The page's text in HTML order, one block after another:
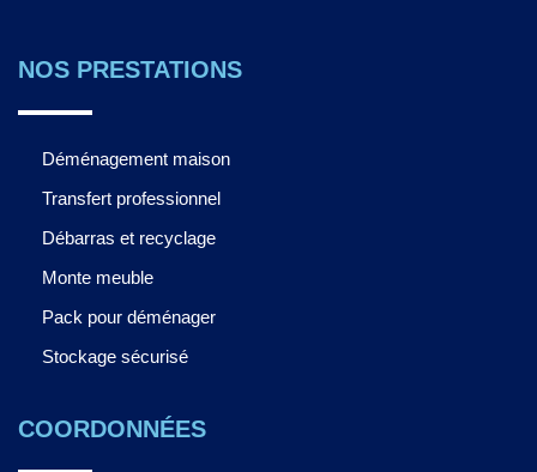
NOS PRESTATIONS
Déménagement maison
Transfert professionnel
Débarras et recyclage
Monte meuble
Pack pour déménager
Stockage sécurisé
COORDONNÉES